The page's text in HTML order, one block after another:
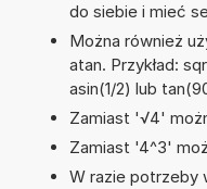
do siebie i mieć
Można również
atan. Przykład:
asin(1/2) lub
Zamiast '√4'
Zamiast '4^3'
W razie potrzeby